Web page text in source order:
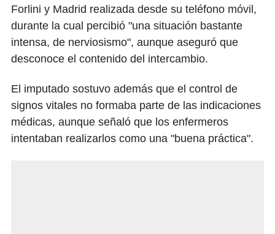
Forlini y Madrid realizada desde su teléfono móvil,
durante la cual percibió "una situación bastante
intensa, de nerviosismo", aunque aseguró que
desconoce el contenido del intercambio.
El imputado sostuvo además que el control de
signos vitales no formaba parte de las indicaciones
médicas, aunque señaló que los enfermeros
intentaban realizarlos como una "buena práctica".